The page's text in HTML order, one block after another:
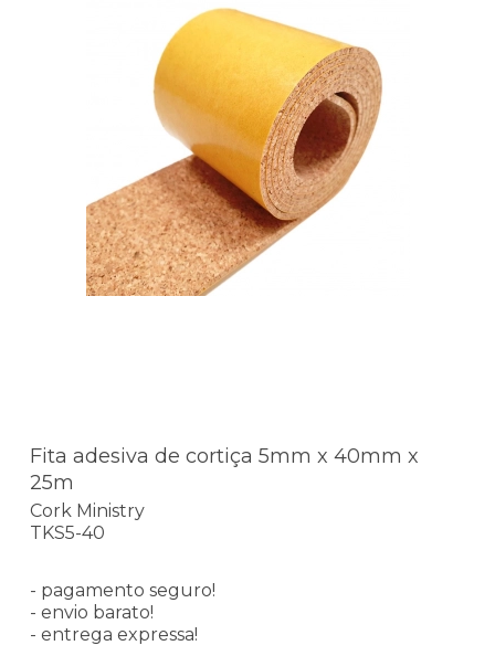
Fita adesiva de cortiça 5mm x 40mm x
25m
Cork Ministry
TKS5-40
- pagamento seguro!
- envio barato!
- entrega expressa!